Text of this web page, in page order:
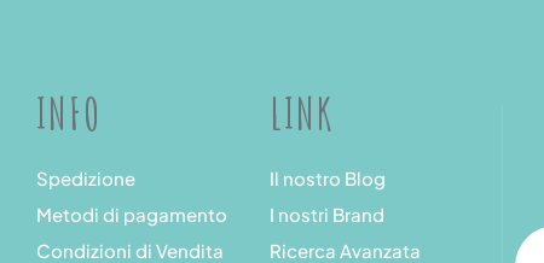
INFO
Spedizione
Metodi di pagamento
Condizioni di Vendita
LINK
Il nostro Blog
I nostri Brand
Ricerca Avanzata